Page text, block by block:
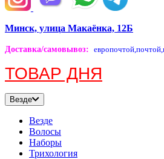
Минск, улица Макаёнка, 12Б
Доставка/самовывоз: европочтой,почтой,
ТОВАР ДНЯ
Везде
Везде
Волосы
Наборы
Трихология